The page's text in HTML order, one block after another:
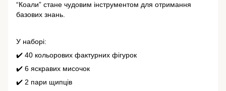
“Коали” стане чудовим інструментом для отримання
базових знань.
У наборі:
✔️ 40 кольорових фактурних фігурок
✔️ 6 яскравих мисочок
✔️ 2 пари щипців